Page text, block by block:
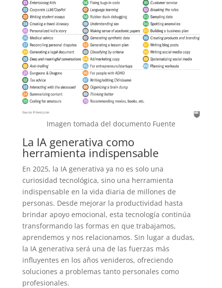
Imagen tomada del documento Fuente
La IA generativa como
herramienta indispensable
En 2025, la IA generativa ya no es solo una
curiosidad tecnológica, sino una herramienta
indispensable en la vida diaria de millones de
personas. Desde mejorar la productividad hasta
brindar apoyo emocional, esta tecnología continúa
transformando las formas en que trabajamos,
aprendemos y nos relacionamos. Sin lugar a dudas,
la IA generativa será una de las fuerzas más
influyentes en los años venideros, ofreciendo
soluciones a problemas tanto personales como
profesionales.